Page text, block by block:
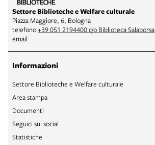
Settore Biblioteche e Welfare culturale
Piazza Maggiore, 6, Bologna
telefono+39 051 2194400 c/o Biblioteca Salaborsa
email
Informazioni
Settore Biblioteche e Welfare culturale
Area stampa
Documenti
Seguici sui social
Statistiche